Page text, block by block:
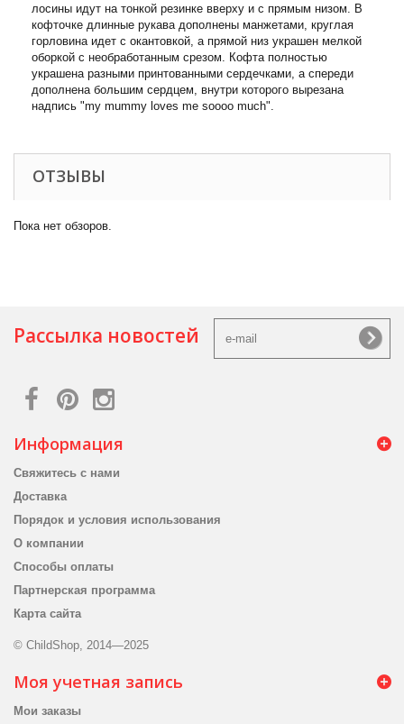
лосины идут на тонкой резинке вверху и с прямым низом. В
кофточке длинные рукава дополнены манжетами, круглая
горловина идет с окантовкой, а прямой низ украшен мелкой
оборкой с необработанным срезом. Кофта полностью
украшена разными принтованными сердечками, а спереди
дополнена большим сердцем, внутри которого вырезана
надпись "my mummy loves me soooo much".
ОТЗЫВЫ
Пока нет обзоров.
Рассылка новостей
Информация
Свяжитесь с нами
Доставка
Порядок и условия использования
О компании
Способы оплаты
Партнерская программа
Карта сайта
© ChildShop, 2014—2025
Моя учетная запись
Мои заказы